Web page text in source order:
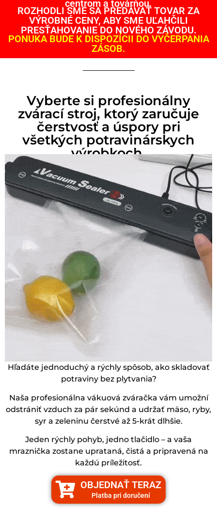
centrom a továrňou.
ROZHODLI SME SA PREDÁVAŤ TOVAR ZA
VÝROBNÉ CENY, ABY SME UĽAHČILI
PRESŤAHOVANIE DO NOVÉHO ZÁVODU.
PONUKA BUDE K DISPOZÍCII DO VYČERPANIA
ZÁSOB.
Vyberte si profesionálny
zvárací stroj, ktorý zaručuje
čerstvosť a úspory pri
všetkých potravinárskych
výrobkoch.
Hľadáte jednoduchý a rýchly spôsob, ako skladovať
potraviny bez plytvania?
Naša profesionálna vákuová zváračka vám umožní
odstrániť vzduch za pár sekúnd a udržať mäso, ryby,
syr a zeleninu čerstvé až 5-krát dlhšie.
Jeden rýchly pohyb, jedno tlačidlo – a vaša
mraznička zostane uprataná, čistá a pripravená na
každú príležitosť.
OBJEDNAŤ TERAZ
Platba pri doručení